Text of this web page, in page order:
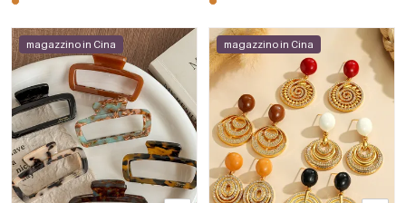
magazzino in Cina magazzino in Cina